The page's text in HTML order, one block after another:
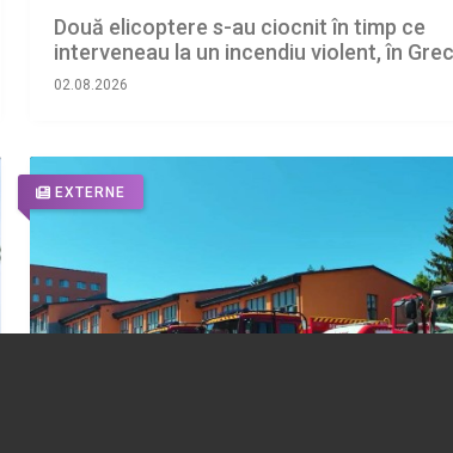
Două elicoptere s-au ciocnit în timp ce
interveneau la un incendiu violent, în
02.08.2026
EXTERNE